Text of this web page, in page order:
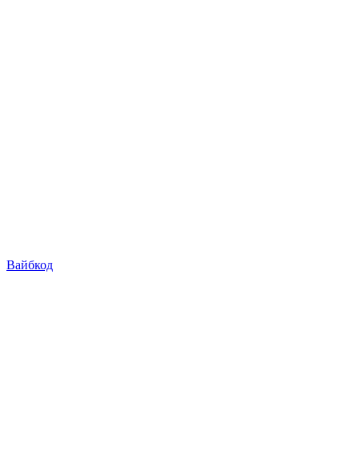
Вайбкод